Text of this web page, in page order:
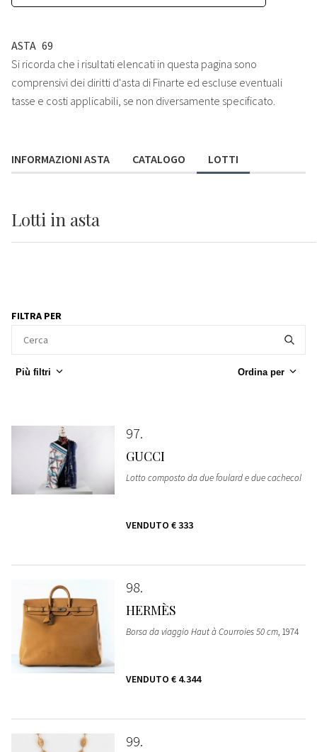
ASTA 69
Si ricorda che i risultati elencati in questa pagina sono
comprensivi dei diritti d'asta di Finarte ed escluse eventuali
tasse e costi applicabili, se non diversamente specificato.
INFORMAZIONI ASTA CATALOGO LOTTI
Lotti in asta
FILTRA PER
Più filtri Ordina per
97
GUCCI
Lotto composto da due foulard e due cachecol
VENDUTO € 333
98
HERMÈS
Borsa da viaggio Haut à Courroies 50 cm, 1974
VENDUTO € 4.344
99